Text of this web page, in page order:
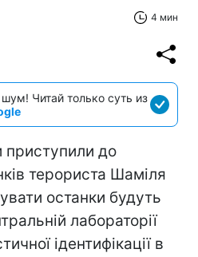
4 мин
Читай только суть из
приступили до
терориста Шаміля
останки будуть
лабораторії
ідентифікації в